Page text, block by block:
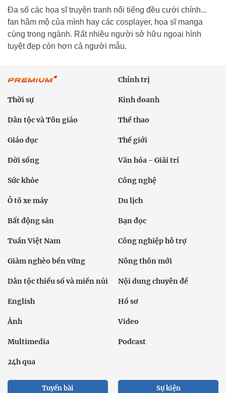
Đa số các họa sĩ truyện tranh nổi tiếng đều cưới chính...
fan hâm mộ của mình hay các cosplayer, họa sĩ manga
cùng trong ngành. Rất nhiều người sở hữu ngoại hình
tuyệt đẹp còn hơn cả người mẫu.
Chính trị
Thời sự Kinh doanh
Dân tộc và Tôn giáo Thể thao
Giáo dục Thế giới
Đời sống Văn hóa - Giải trí
Sức khỏe Công nghệ
Ô tô xe máy Du lịch
Bất động sản Bạn đọc
Tuần Việt Nam Công nghiệp hỗ trợ
Giảm nghèo bền vững Nông thôn mới
Dân tộc thiểu số và miền núi Nội dung chuyên đề
English Hồ sơ
Ảnh Video
Multimedia Podcast
24h qua
Tuyến bài Sự kiện